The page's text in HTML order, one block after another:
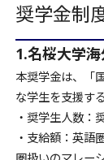
奨学金制
1.名桜大学
本奨学金は、「
な学生を支援す
・奨学生人数：
・支給額：英語